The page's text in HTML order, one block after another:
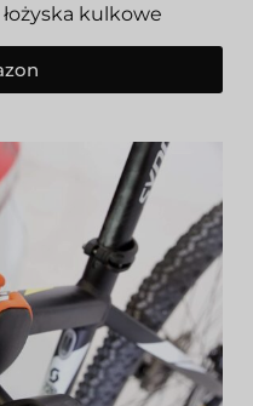
kulkowe